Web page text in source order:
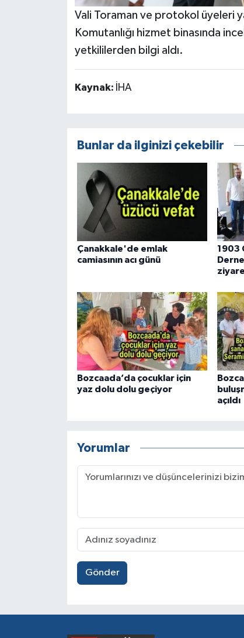
Vali Toraman ve protokol üyeleri
Komutanlığı hizmet binasında
yetkililerden bilgi aldı.
Kaynak: İHA
Bunlar da ilginizi çekebilir
Çanakkale'de emlak
camiasının acı günü
1903
Bozcaada’da çocuklar için
yaz dolu dolu geçiyor
açıldı
Yorumlar
Gönder